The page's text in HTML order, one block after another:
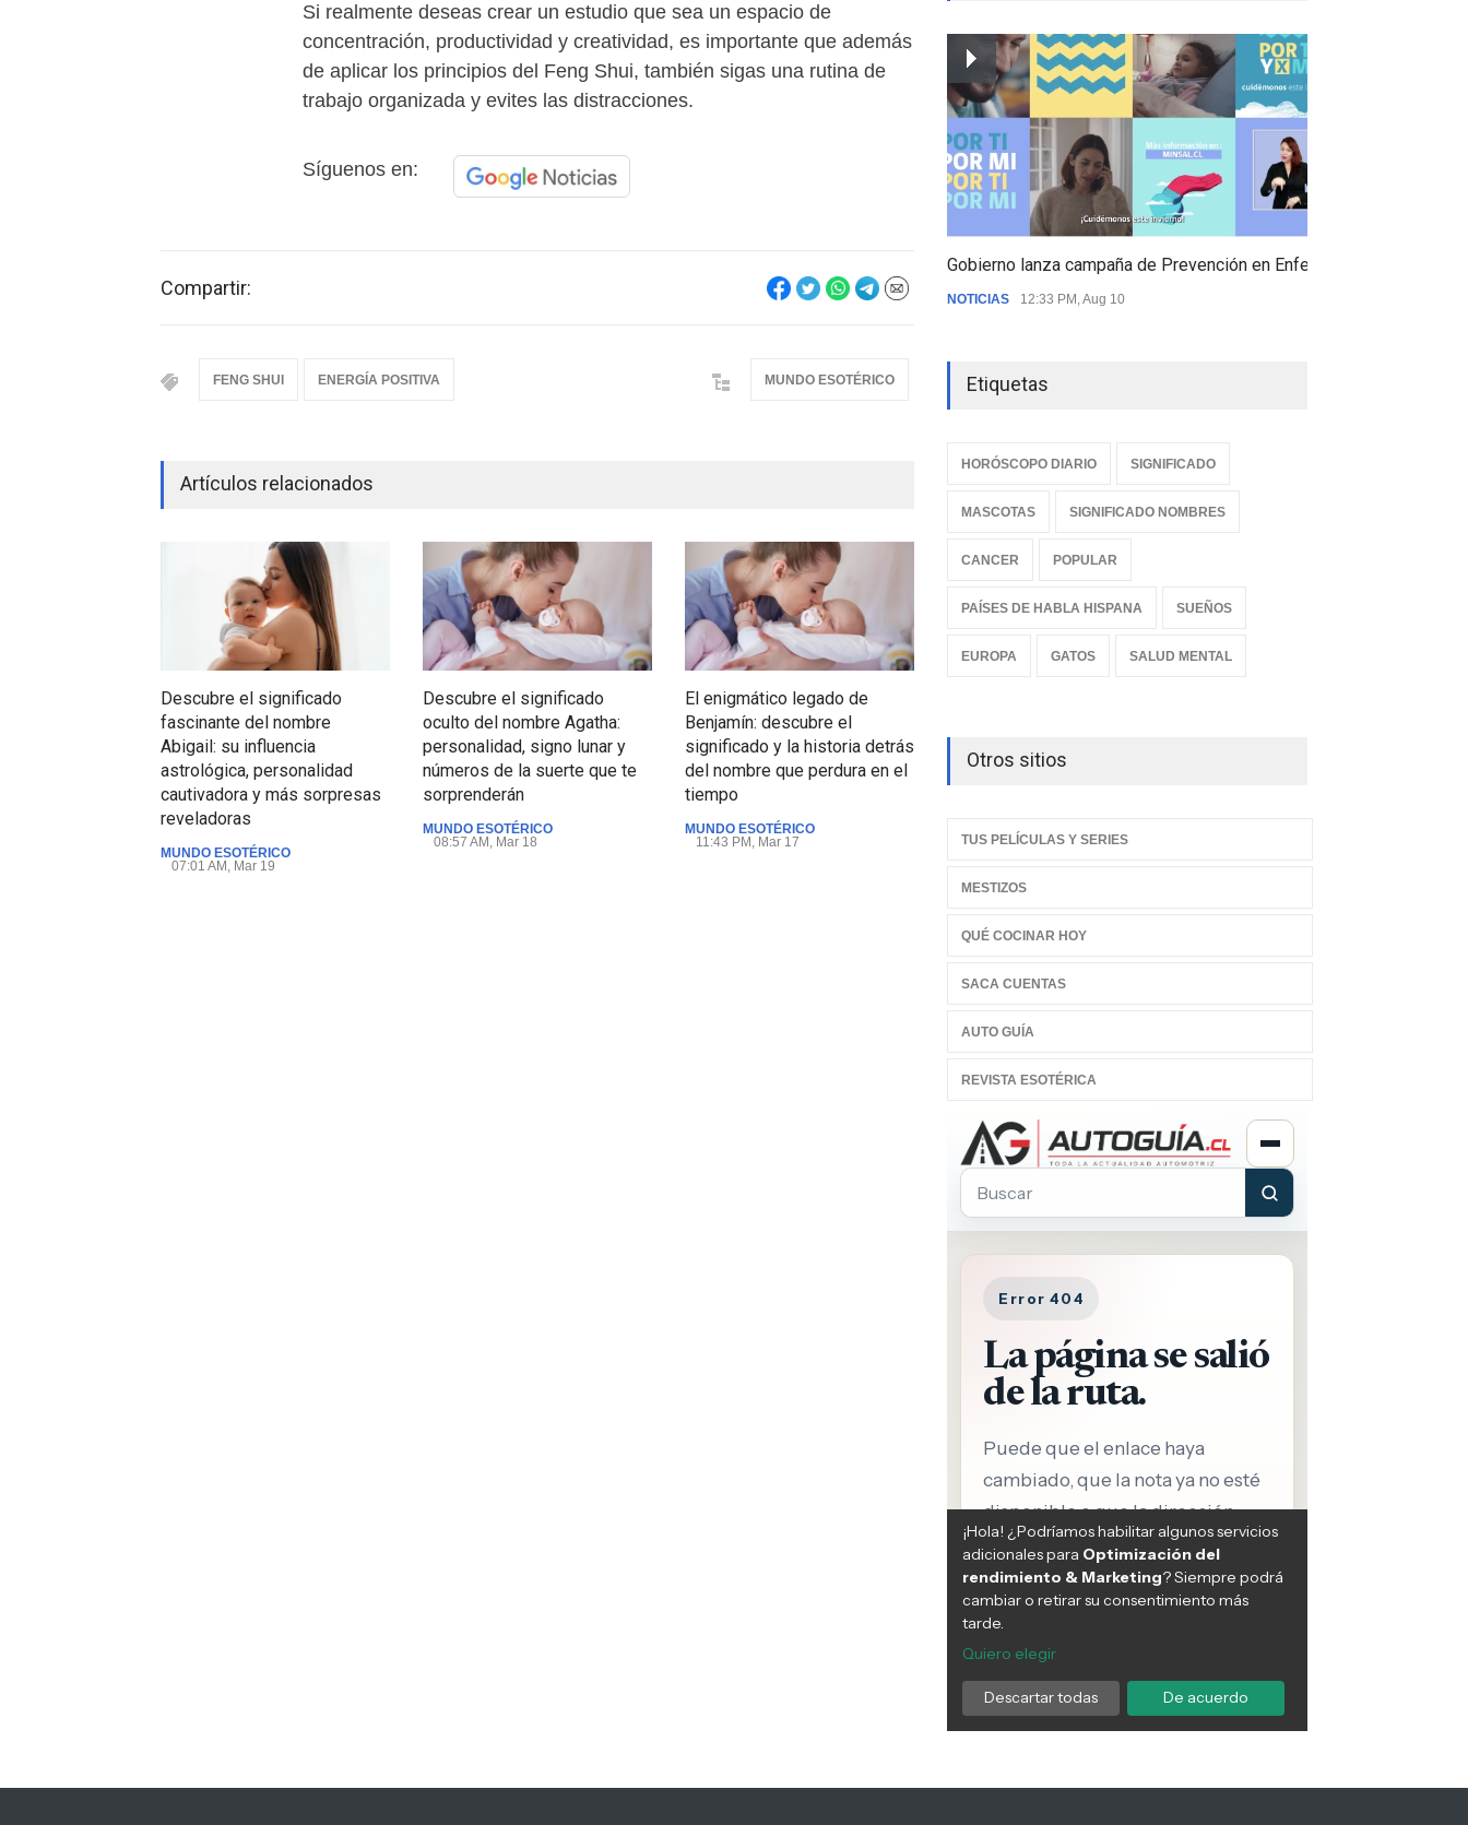
Si realmente deseas crear un estudio que sea un espacio de
concentración, productividad y creatividad, es importante que además
de aplicar los principios del Feng Shui, también sigas una rutina de
trabajo organizada y evites las distracciones.
Síguenos en:
Compartir:
FENG SHUI ENERGÍA POSITIVA MUNDO ESOTÉRICO
Artículos relacionados
Descubre el significado
fascinante del nombre
Abigail: su influencia
astrológica, personalidad
cautivadora y más sorpresas
reveladoras
MUNDO ESOTÉRICO
07:01 AM, Mar 19
Descubre el significado
oculto del nombre Agatha:
personalidad, signo lunar y
números de la suerte que te
sorprenderán
MUNDO ESOTÉRICO
08:57 AM, Mar 18
El enigmático legado de
Benjamín: descubre el
significado y la historia detrás
del nombre que perdura en el
tiempo
MUNDO ESOTÉRICO
11:43 PM, Mar 17
Gobierno lanza campaña de Prevención en Enfermedades
NOTICIAS 12:33 PM, Aug 10
Etiquetas
HORÓSCOPO DIARIO SIGNIFICADO
MASCOTAS SIGNIFICADO NOMBRES
CANCER POPULAR
PAÍSES DE HABLA HISPANA SUEÑOS
EUROPA GATOS SALUD MENTAL
Otros sitios
TUS PELÍCULAS Y SERIES
MESTIZOS
QUÉ COCINAR HOY
SACA CUENTAS
AUTO GUÍA
REVISTA ESOTÉRICA